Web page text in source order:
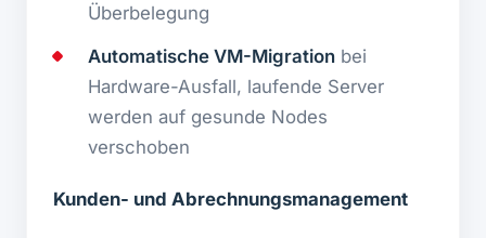
Überbelegung
Automatische VM-Migration bei
Hardware-Ausfall, laufende Server
werden auf gesunde Nodes
verschoben
Kunden- und Abrechnungsmanagement